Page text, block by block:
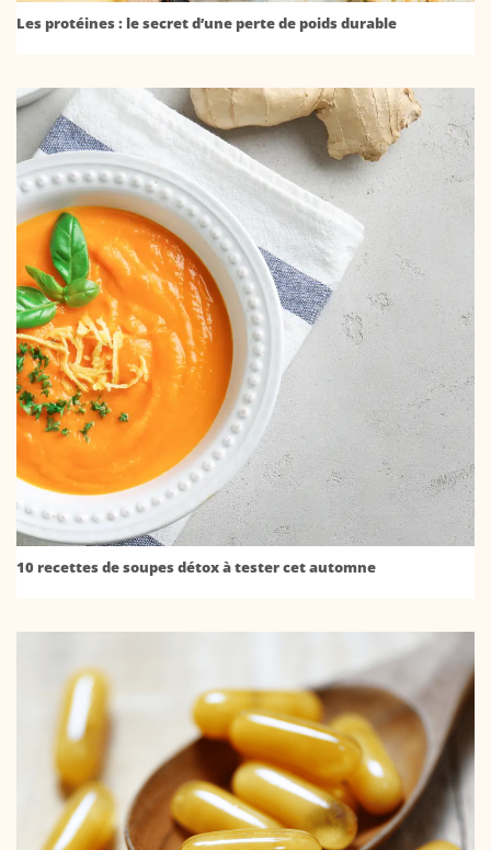
Les protéines : le secret d’une perte de poids durable
10 recettes de soupes détox à tester cet automne